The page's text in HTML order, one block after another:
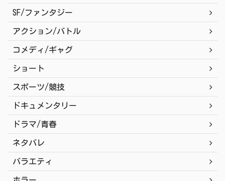
SF/ファンタジー
アクション/バトル
コメディ/ギャグ
ショート
スポーツ/競技
ドキュメンタリー
ドラマ/青春
ネタバレ
バラエティ